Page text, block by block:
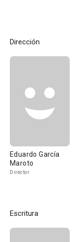
Dirección
Eduardo García
Maroto
Director
Escritura